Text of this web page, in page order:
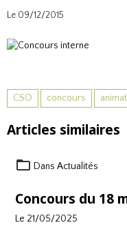
Le 09/12/2015
CSO concours
Articles similaires
Dans Actualités
Concours du 18
Le 21/05/2025